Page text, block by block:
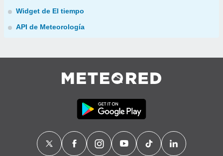
Widget de El tiempo
API de Meteorología